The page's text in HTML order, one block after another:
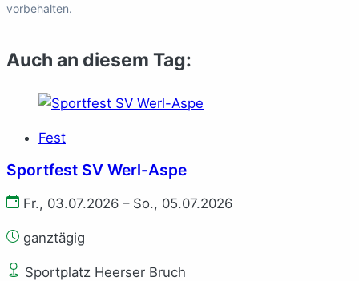
vorbehalten.
Auch an diesem Tag:
Fest
Sportfest SV Werl-Aspe
Fr., 03.07.2026 – So., 05.07.2026
ganztägig
Sportplatz Heerser Bruch